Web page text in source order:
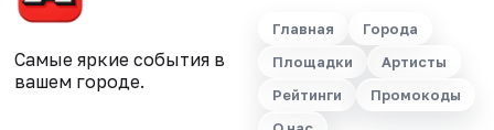
Самые яркие события в
вашем городе.
Главная
Города
Площадки
Артисты
Рейтинги
Промокоды